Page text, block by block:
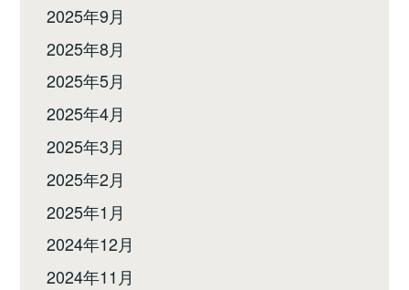
2025年9月
2025年8月
2025年5月
2025年4月
2025年3月
2025年2月
2025年1月
2024年12月
2024年11月